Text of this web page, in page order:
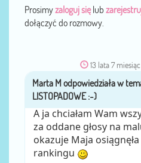
Prosimyzaloguj sięlub
dołączyć do rozmowy.
13 lata 7
przez
A ja chciałam Wam
za oddane głosy na
okazuje Maja
rankingu